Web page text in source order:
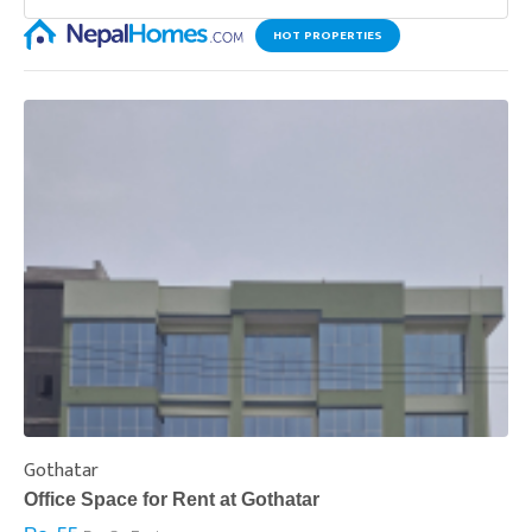
HOT PROPERTIES
Gothatar
Office Space for Rent at Gothatar